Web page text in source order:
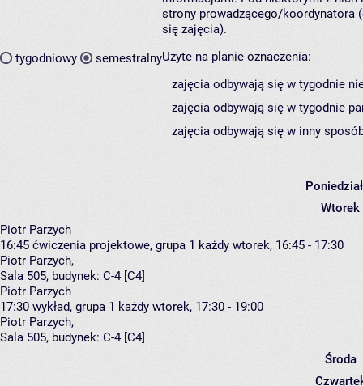
tygodniowy semestralny
strony prowadzącego/koordynatora
się zajęcia).
Użyte na planie oznaczenia:
zajęcia odbywają się w tygodnie
zajęcia odbywają się w tygodnie
zajęcia odbywają się w inny
Wtorek
Piotr Parzych
16:45 ćwiczenia projektowe, grupa 1 każdy wtorek, 16:45 - 17:30
Piotr Parzych,
Sala 505, budynek: C-4 [C4]
Piotr Parzych
17:30 wykład, grupa 1 każdy wtorek, 17:30 - 19:00
Piotr Parzych,
Sala 505, budynek: C-4 [C4]
Środa